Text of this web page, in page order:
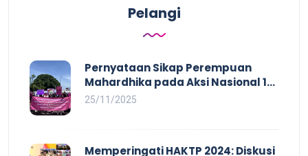
Pelangi
Pernyataan Sikap Perempuan
Mahardhika pada Aksi Nasional 16
HAKTP 2025 Kerja Layak dan Bebas
25/11/2025
Memperingati HAKTP 2024: Diskusi